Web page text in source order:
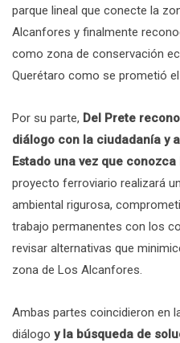
parque lineal que conecte la
Alcanfores y finalmente
como zona de conservación
Querétaro como se prometió
Por su parte, Del Prete
diálogo con la ciudadanía y
Estado una vez que
proyecto ferroviario realizará
ambiental rigurosa,
trabajo permanentes con los
revisar alternativas que
zona de Los Alcanfores.
Ambas partes coincidieron en
diálogo y la búsqueda de